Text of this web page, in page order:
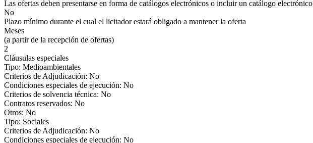
Las ofertas deben presentarse en forma de catálogos electrónicos o incluir un catálogo electrónico
No
Plazo mínimo durante el cual el licitador estará obligado a mantener la oferta
Meses
(a partir de la recepción de ofertas)
2
Cláusulas especiales
Tipo: Medioambientales
Criterios de Adjudicación: No
Condiciones especiales de ejecución: No
Criterios de solvencia técnica: No
Contratos reservados: No
Otros: No
Tipo: Sociales
Criterios de Adjudicación: No
Condiciones especiales de ejecución: No